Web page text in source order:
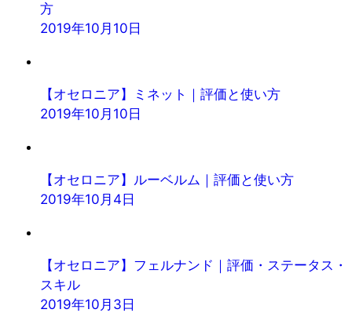
方
2019年10月10日
【オセロニア】ミネット｜評価と使い方
2019年10月10日
【オセロニア】ルーベルム｜評価と使い方
2019年10月4日
【オセロニア】フェルナンド｜評価・ステータス・
スキル
2019年10月3日